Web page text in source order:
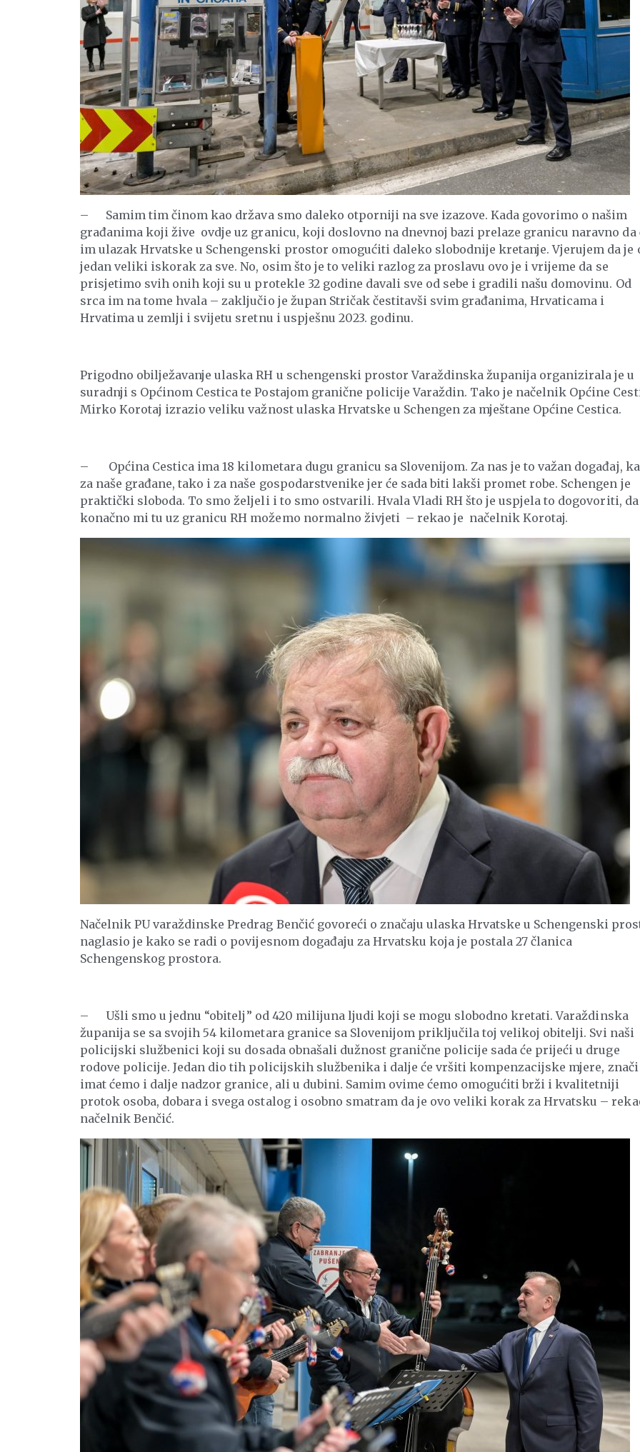
– Samim tim činom kao država smo daleko otporniji na sve izazove. Kada govorimo o našim
građanima koji žive ovdje uz granicu, koji doslovno na dnevnoj bazi prelaze granicu naravno da
im ulazak Hrvatske u Schengenski prostor omogućiti daleko slobodnije kretanje. Vjerujem da je
jedan veliki iskorak za sve. No, osim što je to veliki razlog za proslavu ovo je i vrijeme da se
prisjetimo svih onih koji su u protekle 32 godine davali sve od sebe i gradili našu domovinu. Od
srca im na tome hvala – zaključio je župan Stričak čestitavši svim građanima, Hrvaticama i
Hrvatima u zemlji i svijetu sretnu i uspješnu 2023. godinu.
Prigodno obilježavanje ulaska RH u schengenski prostor Varaždinska županija organizirala je u
suradnji s Općinom Cestica te Postajom granične policije Varaždin. Tako je načelnik Općine
Mirko Korotaj izrazio veliku važnost ulaska Hrvatske u Schengen za mještane Općine Cestica.
– Općina Cestica ima 18 kilometara dugu granicu sa Slovenijom. Za nas je to važan događaj,
za naše građane, tako i za naše gospodarstvenike jer će sada biti lakši promet robe. Schengen je
praktički sloboda. To smo željeli i to smo ostvarili. Hvala Vladi RH što je uspjela to dogovoriti, da
konačno mi tu uz granicu RH možemo normalno živjeti – rekao je načelnik Korotaj.
Načelnik PU varaždinske Predrag Benčić govoreći o značaju ulaska Hrvatske u Schengenski
naglasio je kako se radi o povijesnom događaju za Hrvatsku koja je postala 27 članica
Schengenskog prostora.
– Ušli smo u jednu “obitelj” od 420 milijuna ljudi koji se mogu slobodno kretati. Varaždinska
županija se sa svojih 54 kilometara granice sa Slovenijom priključila toj velikoj obitelji. Svi naši
policijski službenici koji su dosada obnašali dužnost granične policije sada će prijeći u druge
rodove policije. Jedan dio tih policijskih službenika i dalje će vršiti kompenzacijske mjere, znači
imat ćemo i dalje nadzor granice, ali u dubini. Samim ovime ćemo omogućiti brži i kvalitetniji
protok osoba, dobara i svega ostalog i osobno smatram da je ovo veliki korak za Hrvatsku –
načelnik Benčić.